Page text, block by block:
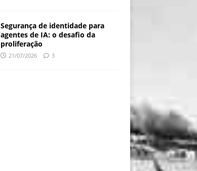
Segurança de identidade para
agentes de IA: o desafio da
proliferação
21/07/2026 3